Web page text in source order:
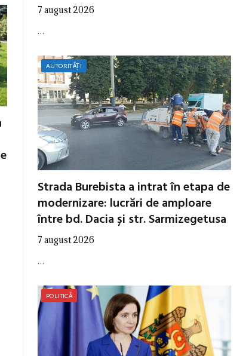
7 august 2026
…
AUTORITĂȚI
Strada Burebista a intrat în etapa de
modernizare: lucrări de amploare
între bd. Dacia și str. Sarmizegetusa
7 august 2026
…
POLITICĂ